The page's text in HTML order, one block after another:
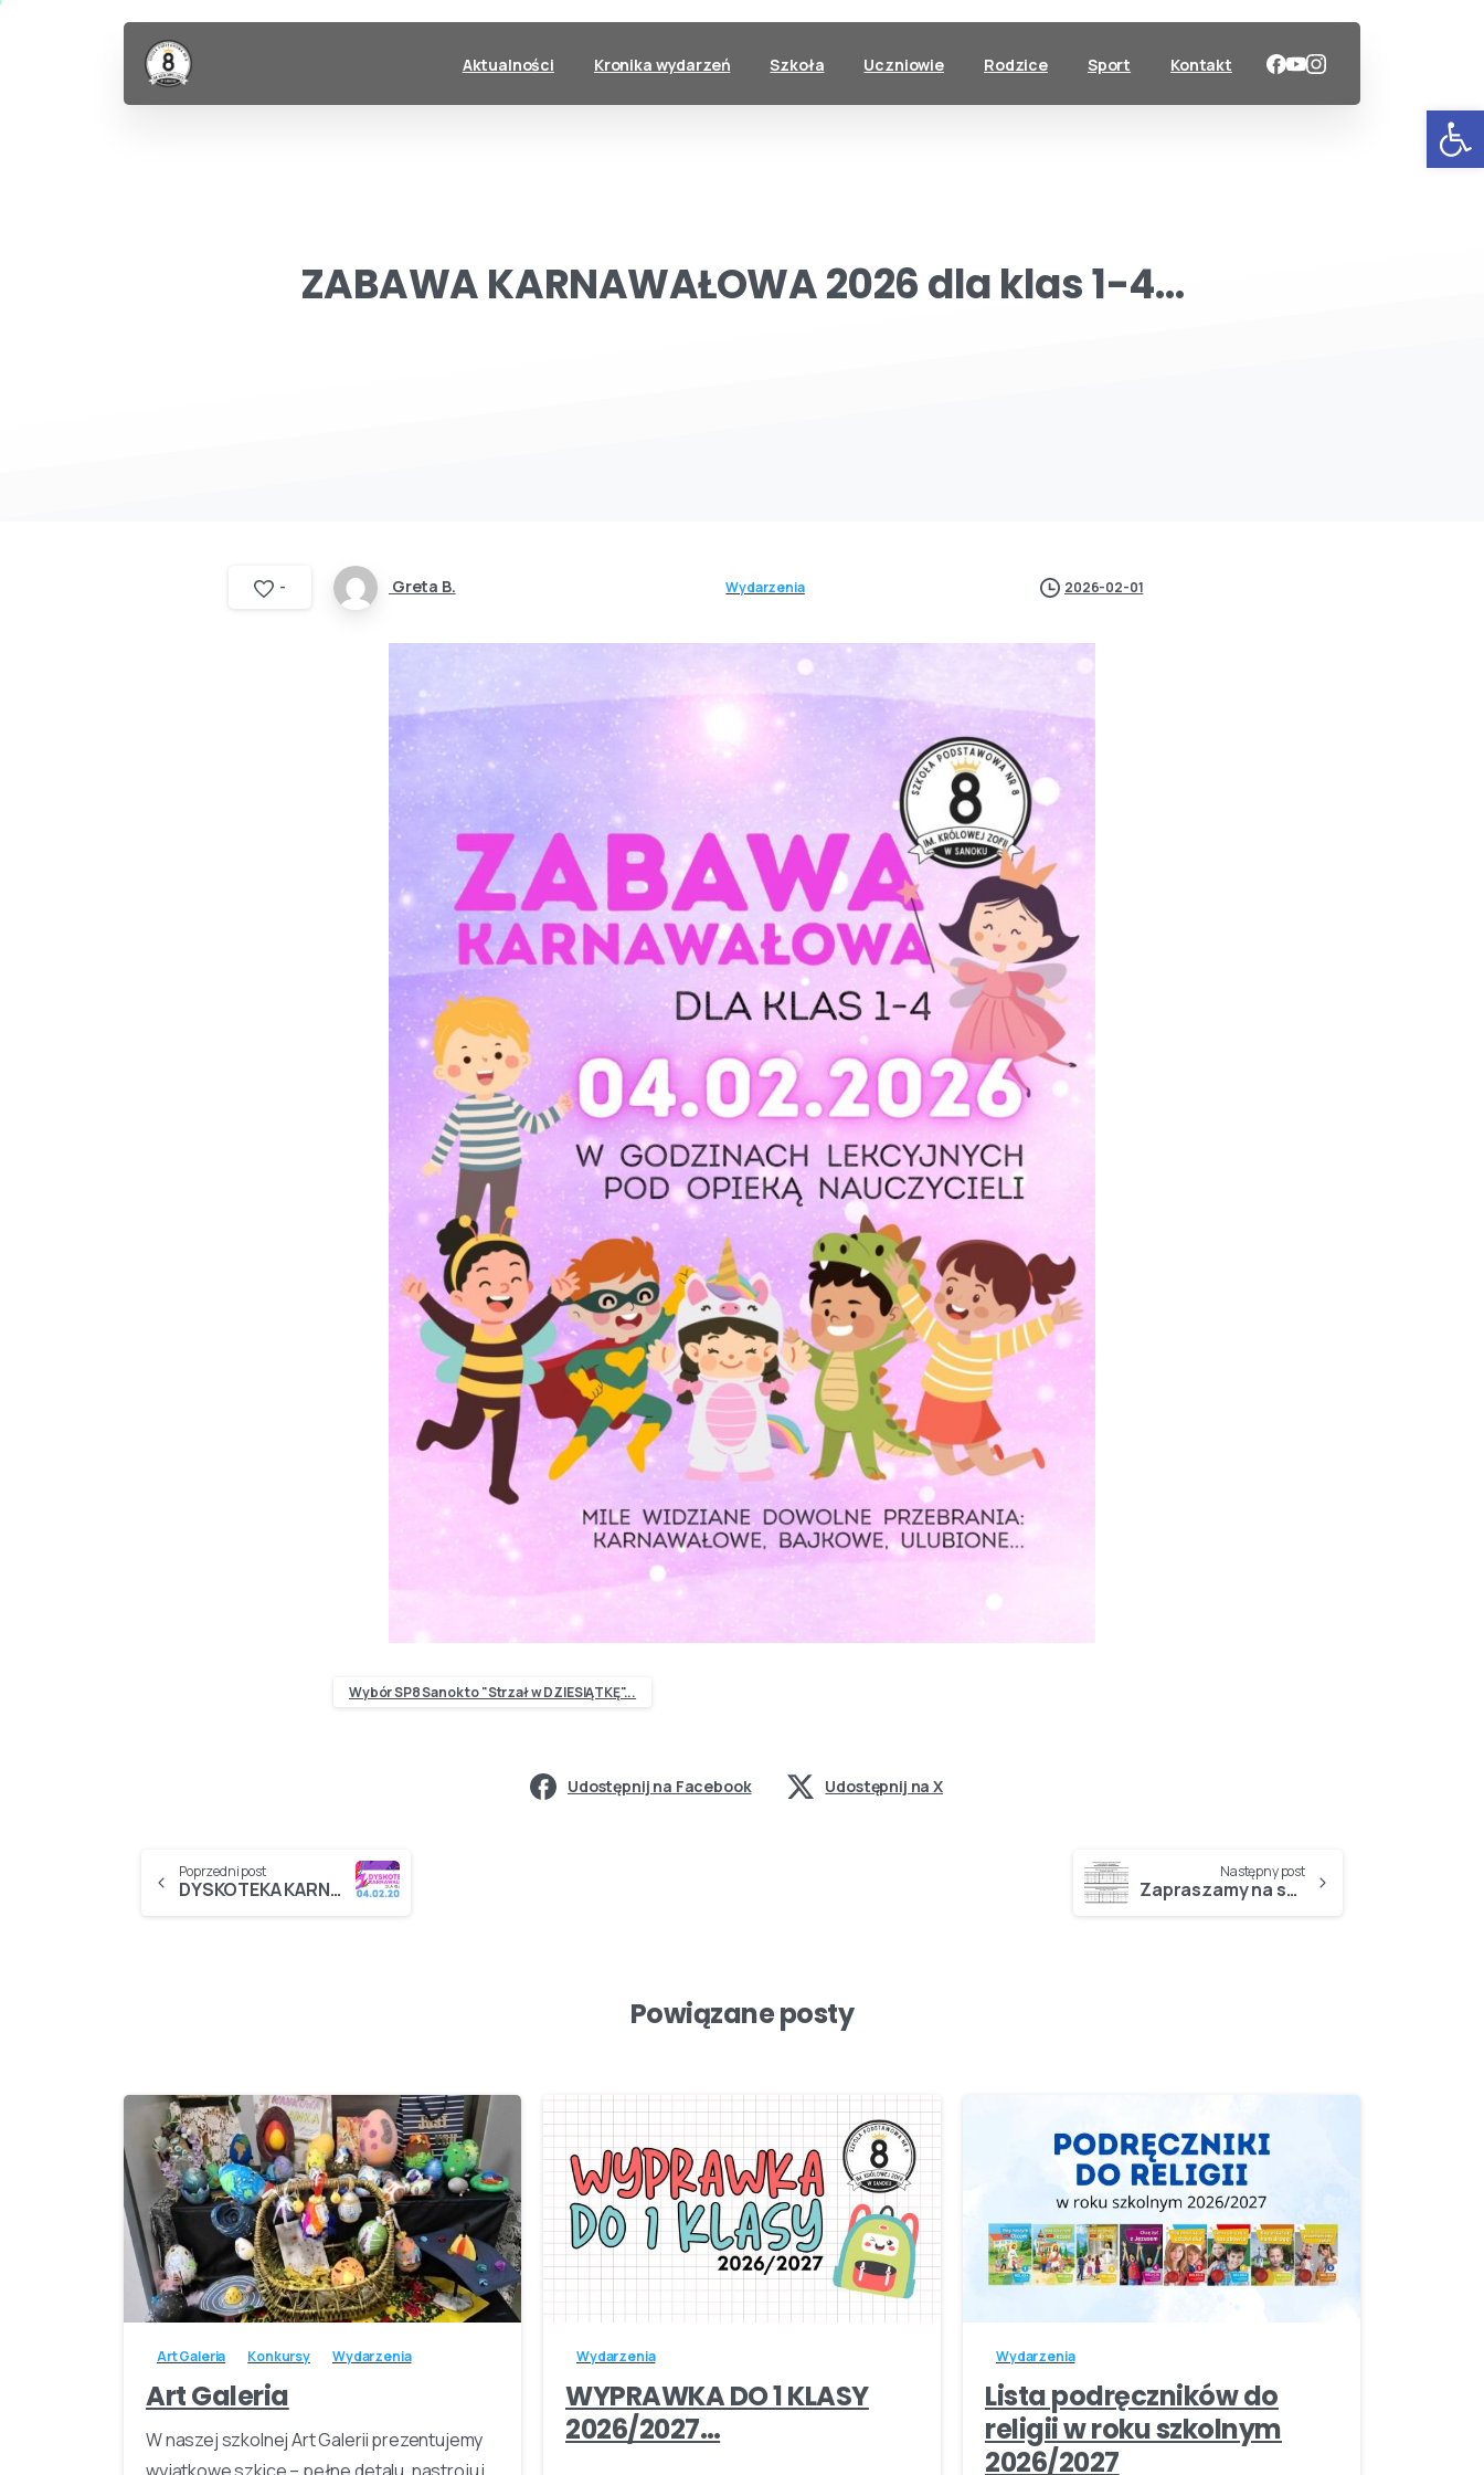
Aktualności Kronika wydarzeń Szkoła Uczniowie Rodzice Sport Kontakt
ZABAWAKARNAWAŁOWA2026dlaklas1-4…
- Greta B. Wydarzenia 2026-02-01
Wybór SP8 Sanok to "Strzał w DZIESIĄTKĘ"...
Udostępnij na Facebook Udostępnij na X
Poprzedni post
DYSKOTEKA KARNAWAŁOWA 2026 dla klas 5-8…
Następny post
Zapraszamy na spotkania z Rodzicami…
Powiązane posty
-
Art Galeria Konkursy Wydarzenia
Art Galeria
W naszej szkolnej Art Galerii prezentujemy
-
Wydarzenia
WYPRAWKA DO 1 KLASY
2026/2027…
-
Wydarzenia
Lista podręczników do
religii w roku szkolnym
2026/2027